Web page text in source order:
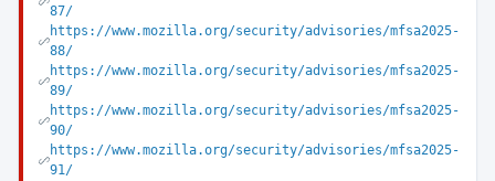
87/
https://www.mozilla.org/security/advisories/mfsa2025-
88/
https://www.mozilla.org/security/advisories/mfsa2025-
89/
https://www.mozilla.org/security/advisories/mfsa2025-
90/
https://www.mozilla.org/security/advisories/mfsa2025-
91/